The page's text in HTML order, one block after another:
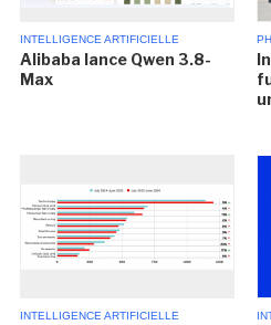
INTELLIGENCE ARTIFICIELLE
Alibaba lance Qwen 3.8-
Max
INTELLIGENCE ARTIFICIELLE